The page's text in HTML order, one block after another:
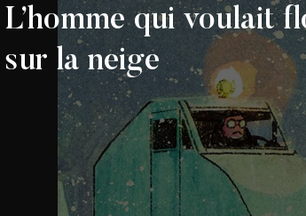
L’homme qui voulait
sur la neige